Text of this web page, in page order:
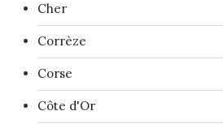
Cher
Corrèze
Corse
Côte d'Or